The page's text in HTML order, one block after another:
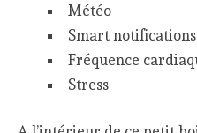
Météo
Smart notifications
Fréquence
Stress